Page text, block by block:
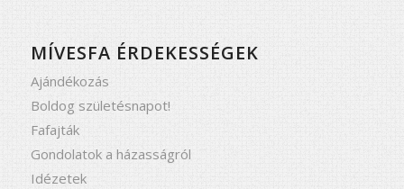
MÍVESFA ÉRDEKESSÉGEK
Ajándékozás
Boldog születésnapot!
Fafajták
Gondolatok a házasságról
Idézetek